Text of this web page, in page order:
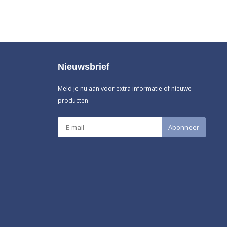
Nieuwsbrief
Meld je nu aan voor extra informatie of nieuwe
producten
Abonneer